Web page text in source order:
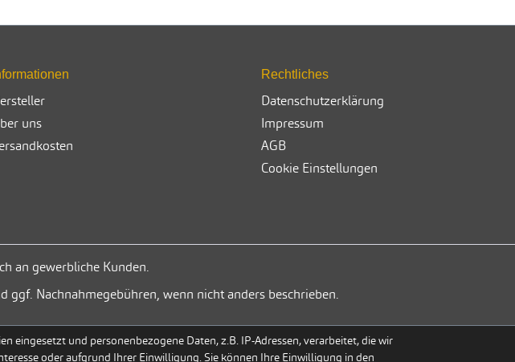
uns
Rechtliches
Datenschutzerklärung
Impressum
AGB
Cookie Einstellungen
an gewerbliche Kunden.
ggf. Nachnahmegebühren, wenn nicht anders beschrieben.
eingesetzt und personenbezogene Daten, z.B. IP-Adressen, verarbeitet, die wir
oder aufgrund Ihrer Einwilligung. Sie können Ihre Einwilligung in den